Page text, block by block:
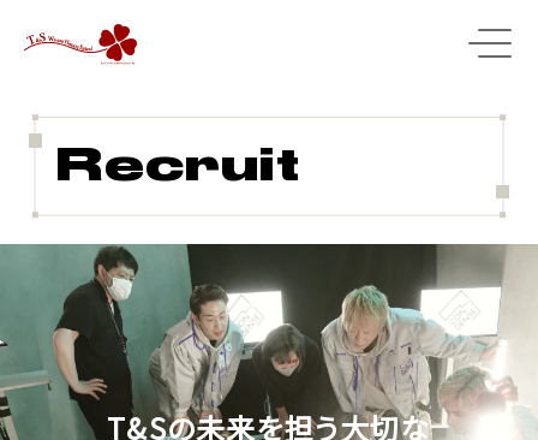
Recruit
T&Sの未来を担う大切な